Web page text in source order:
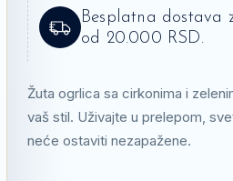
Besplatna dostava
od 20.000 RSD.
Žuta ogrlica sa cirkonima i
vaš stil. Uživajte u prelepom,
neće ostaviti nezapažene.